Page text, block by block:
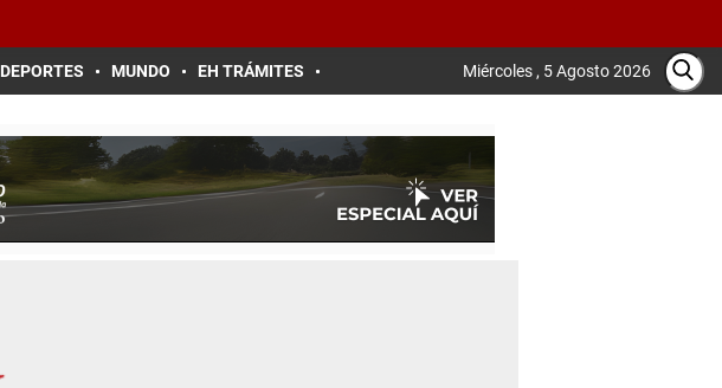
DEPORTES MUNDO EH TRÁMITES Miércoles , 5 Agosto 2026